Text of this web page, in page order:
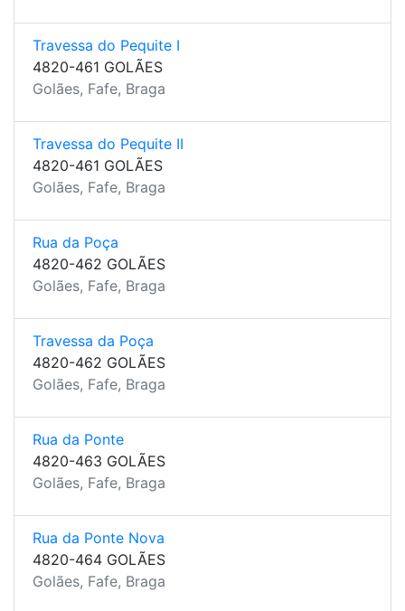
Travessa do Pequite I
4820-461 GOLÃES
Golães, Fafe, Braga
Travessa do Pequite II
4820-461 GOLÃES
Golães, Fafe, Braga
Rua da Poça
4820-462 GOLÃES
Golães, Fafe, Braga
Travessa da Poça
4820-462 GOLÃES
Golães, Fafe, Braga
Rua da Ponte
4820-463 GOLÃES
Golães, Fafe, Braga
Rua da Ponte Nova
4820-464 GOLÃES
Golães, Fafe, Braga